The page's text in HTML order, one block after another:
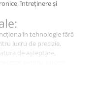
întreținere și
în tehnologie fără
lucru de precizie,
de așteptare,
în stare fierbinte,
gamă largă de vârfuri.